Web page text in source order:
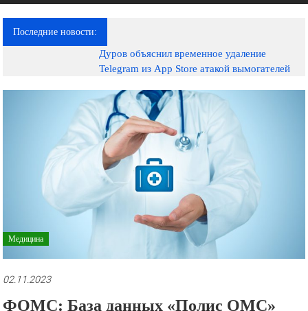
это
телеканал
документальные
рекламные
презентации.
Последние новости:
Дуров объяснил временное удаление
Telegram из App Store атакой вымогателей
Медицина
02.11.2023
ФОМС: База данных «Полис ОМС»